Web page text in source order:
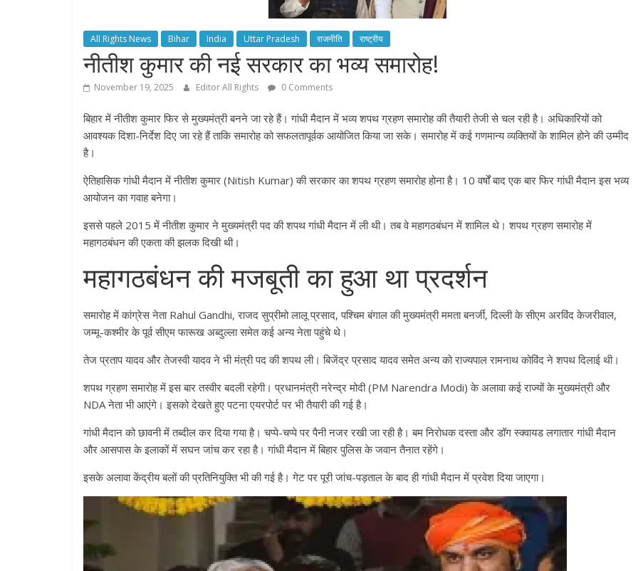
All Rights News Bihar India Uttar Pradesh राजनीति राष्ट्रीय
नीतीश कुमार की नई सरकार का भव्य समारोह!
November 19, 2025 Editor All Rights 0 Comments
बिहार में नीतीश कुमार फिर से मुख्यमंत्री बनने जा रहे हैं। गांधी मैदान में भव्य शपथ ग्रहण समारोह की तैयारी तेजी से चल रही है। अधिकारियों को
आवश्यक दिशा-निर्देश दिए जा रहे हैं ताकि समारोह को सफलतापूर्वक आयोजित किया जा सके। समारोह में कई गणमान्य व्यक्तियों के शामिल होने की उम्मीद
है।
ऐतिहासिक गांधी मैदान में नीतीश कुमार (Nitish Kumar) की सरकार का शपथ ग्रहण समारोह होना है। 10 वर्षों बाद एक बार फिर गांधी मैदान इस भव्‍य
आयोजन का गवाह बनेगा।
इससे पहले 2015 में नीतीश कुमार ने मुख्‍यमंत्री पद की शपथ गांधी मैदान में ली थी। तब वे महागठबंधन में शामिल थे। शपथ ग्रहण समारोह में
महागठबंधन की एकता की झलक दिखी थी।
महागठबंधन की मजबूती का हुआ था प्रदर्शन
समारोह में कांग्रेस नेता Rahul Gandhi, राजद सुप्रीमो लालू प्रसाद, पश्चिम बंगाल की मुख्‍यमंत्री ममता बनर्जी, दिल्‍ली के सीएम अरविंद केजरीवाल,
जम्‍मू-कश्‍मीर के पूर्व सीएम फारूख अब्‍दुल्‍ला समेत कई अन्‍य नेता पहुंचे थे।
तेज प्रताप यादव और तेजस्‍वी यादव ने भी मंत्री पद की शपथ ली। बिजेंद्र प्रसाद यादव समेत अन्‍य को राज्‍यपाल रामनाथ कोविंद ने शपथ दिलाई थी।
शपथ ग्रहण समारोह में इस बार तस्‍वीर बदली रहेगी। प्रधानमंत्री नरेन्‍द्र मोदी (PM Narendra Modi) के अलावा कई राज्‍यों के मुख्‍यमंत्री और
NDA नेता भी आएंगे। इसको देखते हुए पटना एयरपोर्ट पर भी तैयारी की गई है।
गांधी मैदान को छावनी में तब्‍दील कर दिया गया है। चप्‍पे-चप्‍पे पर पैनी नजर रखी जा रही है। बम निरोधक दस्‍ता और डॉग स्‍क्‍वायड लगातार गांधी मैदान
और आसपास के इलाकों में सघन जांच कर रहा है। गांधी मैदान में बिहार पुलिस के जवान तैनात रहेंगे।
इसके अलावा केंद्रीय बलों की प्रतिनियुक्‍त‍ि भी की गई है। गेट पर पूरी जांच-पड़ताल के बाद ही गांधी मैदान में प्रवेश दिया जाएगा।